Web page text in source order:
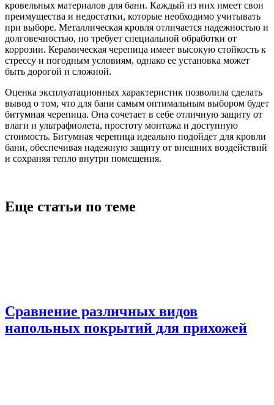
кровельных материалов для бани. Каждый из них имеет свои
преимущества и недостатки, которые необходимо учитывать
при выборе. Металлическая кровля отличается надежностью и
долговечностью, но требует специальной обработки от
коррозии. Керамическая черепица имеет высокую стойкость к
стрессу и погодным условиям, однако ее установка может
быть дорогой и сложной.
Оценка эксплуатационных характеристик позволила сделать
вывод о том, что для бани самым оптимальным выбором будет
битумная черепица. Она сочетает в себе отличную защиту от
влаги и ультрафиолета, простоту монтажа и доступную
стоимость. Битумная черепица идеально подойдет для кровли
бани, обеспечивая надежную защиту от внешних воздействий
и сохраняя тепло внутри помещения.
Еще статьи по теме
Сравнение различных видов
напольных покрытий для прихожей